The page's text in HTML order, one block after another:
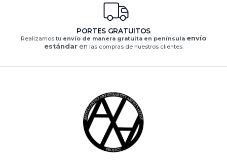
PORTES GRATUITOS
Realizamos tu envío de manera gratuita en península envío
estándaren las compras de nuestros clientes.